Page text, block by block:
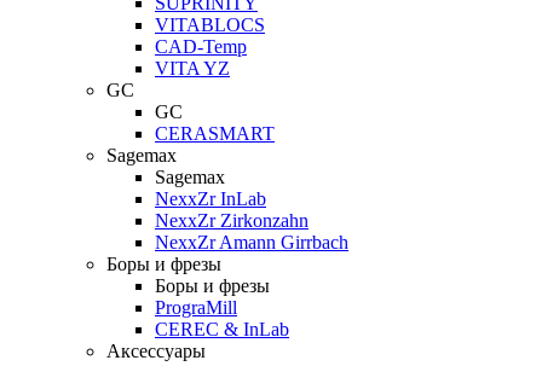
VITABLOCS
CAD-Temp
VITA YZ
GC
GC
CERASMART
Sagemax
Sagemax
NexxZr InLab
NexxZr Zirkonzahn
NexxZr Amann Girrbach
Боры и фрезы
Боры и фрезы
PrograMill
CEREC & InLab
Аксессуары